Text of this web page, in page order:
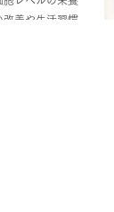
改善や生活習慣